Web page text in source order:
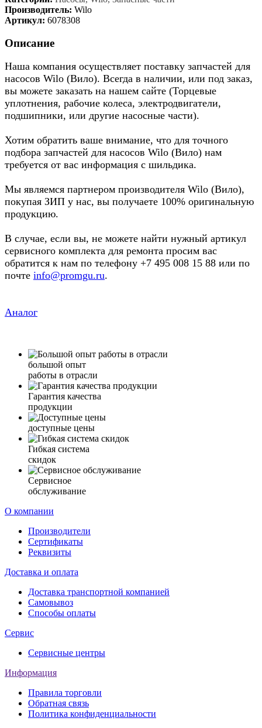
Производитель: Wilo
Артикул: 6078308
Описание
Наша компания осуществляет поставку запчастей для
насосов Wilo (Вило). Всегда в наличии, или под заказ,
вы можете заказать на нашем сайте (Торцевые
уплотнения, рабочие колеса, электродвигатели,
подшипники, или другие насосные части).
Хотим обратить ваше внимание, что для точного
подбора запчастей для насосов Wilo (Вило) нам
требуется от вас информация с шильдика.
Мы являемся партнером производителя Wilo (Вило),
покупая ЗИП у нас, вы получаете 100% оригинальную
продукцию.
В случае, если вы, не можете найти нужный артикул
сервисного комплекта для ремонта просим вас
обратится к нам по телефону +7 495 008 15 88 или по
почте info@promgu.ru.
Аналог
большой опыт
работы в отрасли
Гарантия качества
продукции
доступные цены
Гибкая система
скидок
Сервисное
обслуживание
О компании
Производители
Сертификаты
Реквизиты
Доставка и оплата
Доставка транспортной компанией
Самовывоз
Способы оплаты
Сервис
Сервисные центры
Информация
Правила торговли
Обратная связь
Политика конфиденциальности